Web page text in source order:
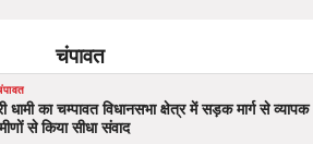
चंपावत
धामी का चम्पावत विधानसभा क्षेत्र में सड़क मार्ग से व्यापक
से किया सीधा संवाद